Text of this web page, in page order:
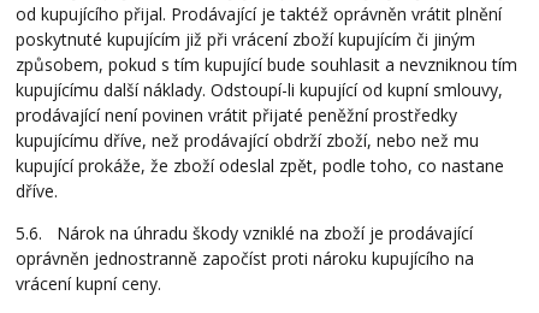
od kupujícího přijal. Prodávající je taktéž oprávněn vrátit plnění
poskytnuté kupujícím již při vrácení zboží kupujícím či jiným
způsobem, pokud s tím kupující bude souhlasit a nevzniknou tím
kupujícímu další náklady. Odstoupí-li kupující od kupní smlouvy,
prodávající není povinen vrátit přijaté peněžní prostředky
kupujícímu dříve, než prodávající obdrží zboží, nebo než mu
kupující prokáže, že zboží odeslal zpět, podle toho, co nastane
dříve.
5.6. Nárok na úhradu škody vzniklé na zboží je prodávající
oprávněn jednostranně započíst proti nároku kupujícího na
vrácení kupní ceny.